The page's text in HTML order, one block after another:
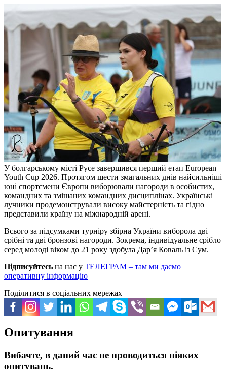
У болгарському місті Русе завершився перший етап European
Youth Cup 2026. Протягом шести змагальних днів найсильніші
юні спортсмени Європи виборювали нагороди в особистих,
командних та змішаних командних дисциплінах. Українські
лучники продемонстрували високу майстерність та гідно
представили країну на міжнародній арені.
Всього за підсумками турніру збірна України виборола дві
срібні та дві бронзові нагороди. Зокрема, індивідуальне срібло
серед молоді віком до 21 року здобула Дар’я Коваль із Сум.
Підписуйтесь на нас у ТЕЛЕГРАМ – там ми даємо
оперативну інформацію
Поділитися в соціальних мережах
Опитування
Вибачте, в даний час не проводиться ніяких
опитувань.